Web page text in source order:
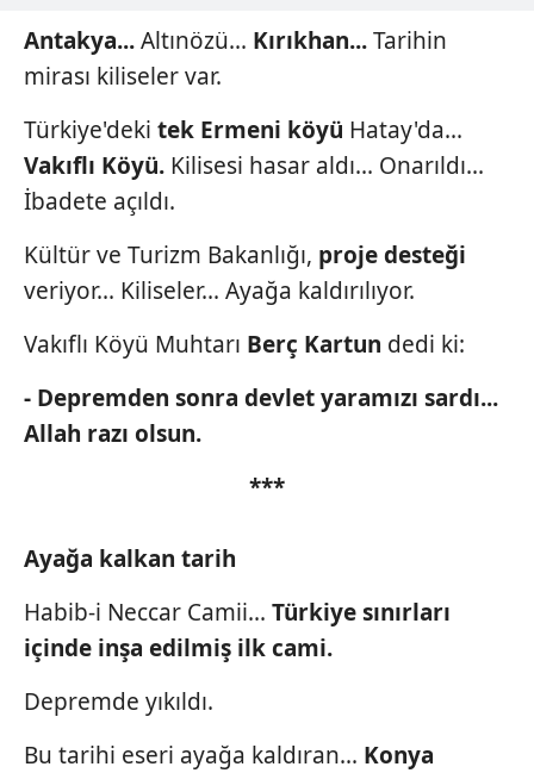
Antakya...Altınözü... Kırıkhan...Tarihin
mirası kiliseler var.
Türkiye'deki tek Ermeni köyü Hatay'da...
Vakıflı Köyü. Kilisesi hasar aldı... Onarıldı...
İbadete açıldı.
Kültür ve Turizm Bakanlığı, proje desteği
veriyor... Kiliseler... Ayağa kaldırılıyor.
Vakıflı Köyü Muhtarı Berç Kartun dedi ki:
- Depremden sonra devlet yaramızı sardı...
Allah razı olsun.
***
Ayağa kalkan tarih
Habib-i Neccar Camii... Türkiye sınırları
içinde inşa edilmiş ilk cami.
Depremde yıkıldı.
Bu tarihi eseri ayağa kaldıran... Konya